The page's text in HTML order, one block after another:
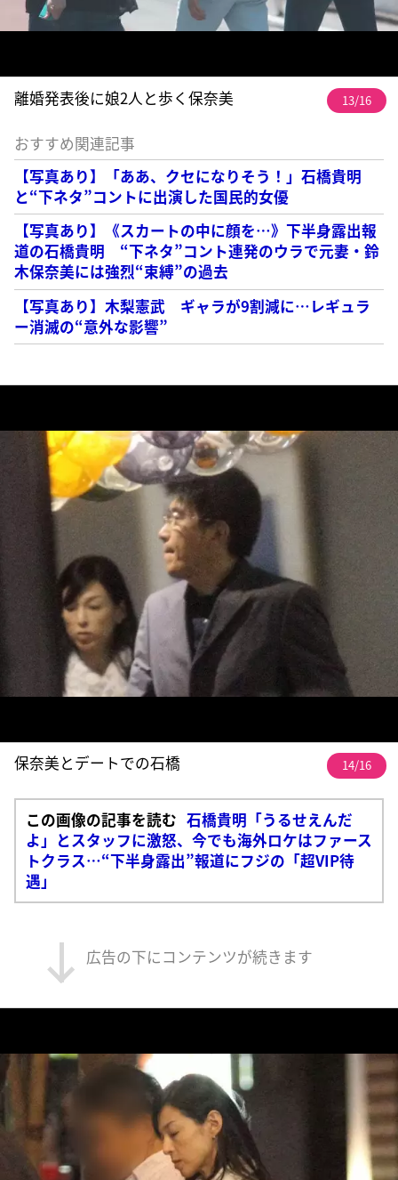
離婚発表後に娘2人と歩く保奈美 13/16
おすすめ関連記事
【写真あり】「ああ、クセになりそう！」石橋貴明
と“下ネタ”コントに出演した国民的女優
【写真あり】《スカートの中に顔を…》下半身露出報
道の石橋貴明 “下ネタ”コント連発のウラで元妻・鈴
木保奈美には強烈“束縛”の過去
【写真あり】木梨憲武 ギャラが9割減に…レギュラ
ー消滅の“意外な影響”
保奈美とデートでの石橋 14/16
この画像の記事を読む 石橋貴明「うるせえんだ
よ」とスタッフに激怒、今でも海外ロケはファース
トクラス…“下半身露出”報道にフジの「超VIP待
遇」
広告の下にコンテンツが続きます